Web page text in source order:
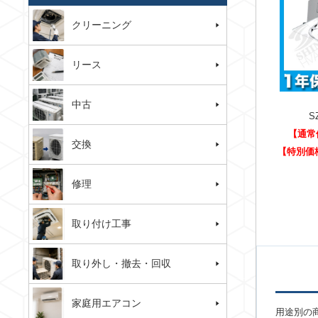
【通
【特別
用途別の
クリーニング
リース
中古
交換
修理
取り付け工事
取り外し・撤去・回収
家庭用エアコン